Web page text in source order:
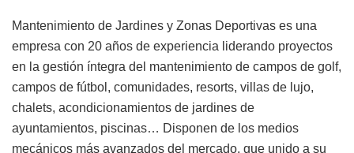
Mantenimiento de Jardines y Zonas Deportivas es una
empresa con 20 años de experiencia liderando proyectos
en la gestión íntegra del mantenimiento de campos de golf,
campos de fútbol, comunidades, resorts, villas de lujo,
chalets, acondicionamientos de jardines de
ayuntamientos, piscinas… Disponen de los medios
mecánicos más avanzados del mercado, que unido a su